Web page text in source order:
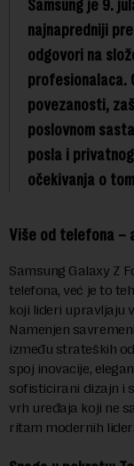
Samsung je 9.
najnapredniji
odgovori na
profesionalaca.
povezanosti,
poslovnom
posla i
očekivanja o
Više od telefona –
Samsung Galaxy Z
telefona, već je to
koji lideri upravljaju
Namenjen
između strateških
spoj inovacije,
sofisticirani dizajn i
vrh uređaja koji ne
ritam modernih